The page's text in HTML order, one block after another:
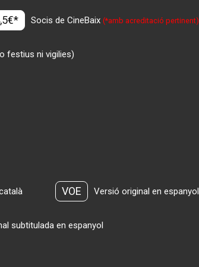
Socis de CineBaix(*amb acreditació pertinent)
festius ni vigilies)
VOE Versió original en espanyol
subtitulada en espanyol